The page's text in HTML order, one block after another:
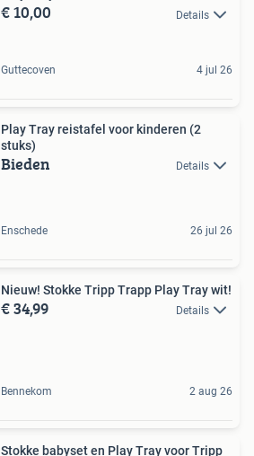
€ 10,00 Details
Guttecoven 4 jul 26
Play Tray reistafel voor kinderen (2
stuks)
Bieden Details
Enschede 26 jul 26
Nieuw! Stokke Tripp Trapp Play Tray wit!
€ 34,99 Details
Bennekom 2 aug 26
Stokke babyset en Play Tray voor Tripp